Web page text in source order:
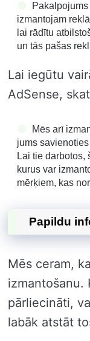
Pakalpojums
izmantojam
lai rādītu
un tās pašas
Lai iegūtu
AdSense,
Mēs arī
jums
Lai tie darbotos,
kurus var
mērķiem, kas
Papildu
Mēs ceram,
izmantošanu.
pārliecināti,
labāk atstāt